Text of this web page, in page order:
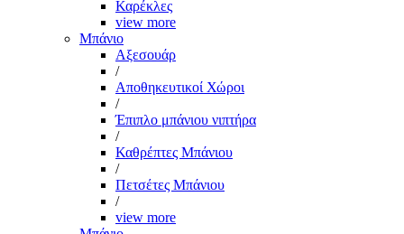
Καρέκλες
view more
Μπάνιο
Αξεσουάρ
/
Αποθηκευτικοί Χώροι
/
Έπιπλο μπάνιου νιπτήρα
/
Καθρέπτες Μπάνιου
/
Πετσέτες Μπάνιου
/
view more